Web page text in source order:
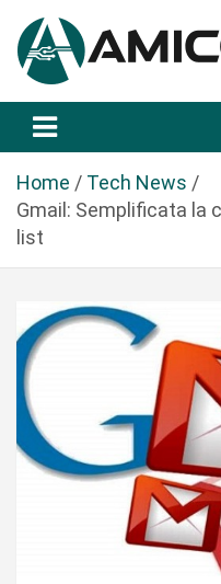
a
Amicopc.com
Home
Tech News
Gmail: Semplificata la
list